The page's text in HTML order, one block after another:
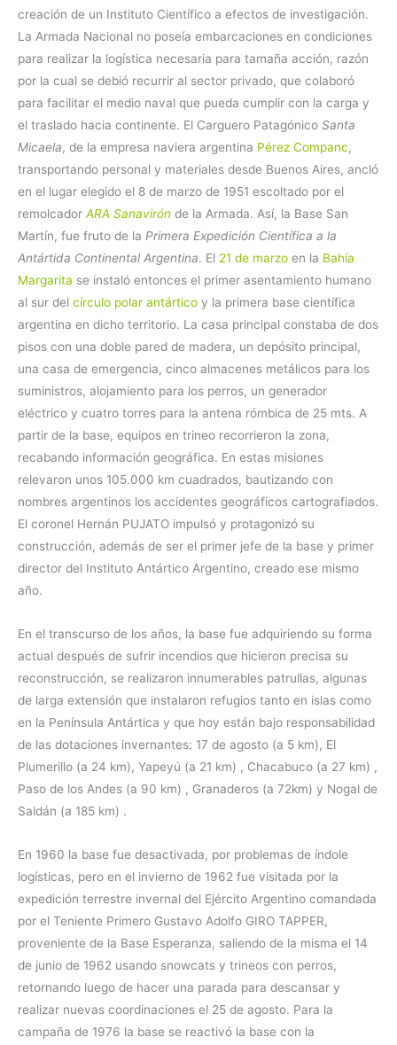
creación de un Instituto Científico a efectos de investigación.
La Armada Nacional no poseía embarcaciones en condiciones
para realizar la logística necesaria para tamaña acción, razón
por la cual se debió recurrir al sector privado, que colaboró
para facilitar el medio naval que pueda cumplir con la carga y
el traslado hacia continente. El Carguero Patagónico Santa
Micaela, de la empresa naviera argentina Pérez Companc,
transportando personal y materiales desde Buenos Aires, ancló
en el lugar elegido el 8 de marzo de 1951 escoltado por el
remolcador ARA Sanavirón de la Armada. Así, la Base San
Martín, fue fruto de la Primera Expedición Científica a la
Antártida Continental Argentina. El 21 de marzo en la Bahía
Margarita se instaló entonces el primer asentamiento humano
al sur del círculo polar antártico y la primera base científica
argentina en dicho territorio. La casa principal constaba de dos
pisos con una doble pared de madera, un depósito principal,
una casa de emergencia, cinco almacenes metálicos para los
suministros, alojamiento para los perros, un generador
eléctrico y cuatro torres para la antena rómbica de 25 mts. A
partir de la base, equipos en trineo recorrieron la zona,
recabando información geográfica. En estas misiones
relevaron unos 105.000 km cuadrados, bautizando con
nombres argentinos los accidentes geográficos cartografiados.
El coronel Hernán PUJATO impulsó y protagonizó su
construcción, además de ser el primer jefe de la base y primer
director del Instituto Antártico Argentino, creado ese mismo
año.
En el transcurso de los años, la base fue adquiriendo su forma
actual después de sufrir incendios que hicieron precisa su
reconstrucción, se realizaron innumerables patrullas, algunas
de larga extensión que instalaron refugios tanto en islas como
en la Península Antártica y que hoy están bajo responsabilidad
de las dotaciones invernantes: 17 de agosto (a 5 km), El
Plumerillo (a 24 km), Yapeyú (a 21 km) , Chacabuco (a 27 km) ,
Paso de los Andes (a 90 km) , Granaderos (a 72km) y Nogal de
Saldán (a 185 km) .
En 1960 la base fue desactivada, por problemas de índole
logísticas, pero en el invierno de 1962 fue visitada por la
expedición terrestre invernal del Ejército Argentino comandada
por el Teniente Primero Gustavo Adolfo GIRO TAPPER,
proveniente de la Base Esperanza, saliendo de la misma el 14
de junio de 1962 usando snowcats y trineos con perros,
retornando luego de hacer una parada para descansar y
realizar nuevas coordinaciones el 25 de agosto. Para la
campaña de 1976 la base se reactivó la base con la